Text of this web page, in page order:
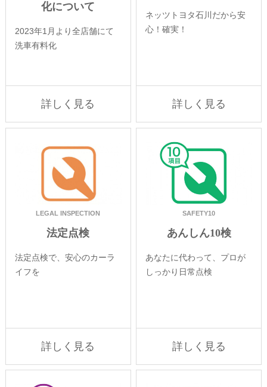
化について
2023年1月より全店舗にて
洗車有料化
詳しく見る
ネッツトヨタ石川だから安
心！確実！
詳しく見る
LEGAL INSPECTION
法定点検
法定点検で、安心のカーラ
イフを
詳しく見る
SAFETY10
あんしん10検
あなたに代わって、プロが
しっかり日常点検
詳しく見る